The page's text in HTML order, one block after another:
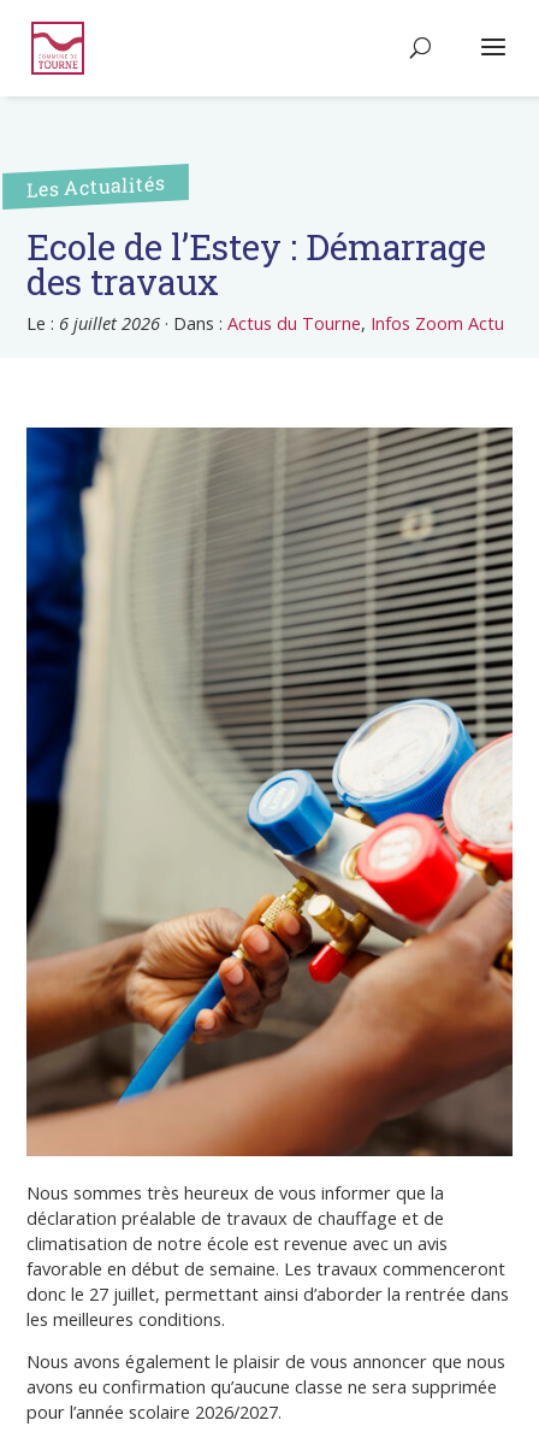
Les Actualités
Ecole de l’Estey : Démarrage
des travaux
Le : 6 juillet 2026 · Dans :Actus du Tourne, Infos Zoom Actu
Nous sommes très heureux de vous informer que la
déclaration préalable de travaux de chauffage et de
climatisation de notre école est revenue avec un avis
favorable en début de semaine. Les travaux commenceront
donc le 27 juillet, permettant ainsi d’aborder la rentrée dans
les meilleures conditions.
Nous avons également le plaisir de vous annoncer que nous
avons eu confirmation qu’aucune classe ne sera supprimée
pour l’année scolaire 2026/2027.